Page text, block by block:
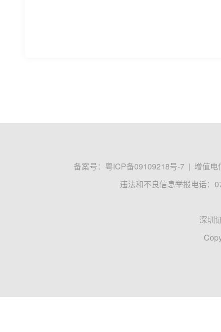
出现了不同程度的下降。
业绩
家居行业掀“回购潮”，多家企业累计
回购 家居行业
房地产